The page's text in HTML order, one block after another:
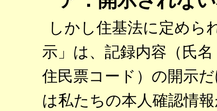
しかし住基法に定めら
示」は、記録内容（氏
住民票コード）の開示
は私たちの本人確認情